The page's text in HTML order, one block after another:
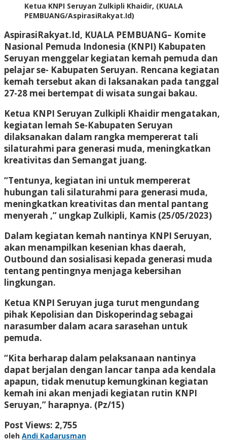
Ketua KNPI Seruyan Zulkipli Khaidir, (KUALA
PEMBUANG/AspirasiRakyat.Id)
AspirasiRakyat.Id, KUALA PEMBUANG– Komite
Nasional Pemuda Indonesia (KNPI) Kabupaten
Seruyan menggelar kegiatan kemah pemuda dan
pelajar se- Kabupaten Seruyan. Rencana kegiatan
kemah tersebut akan di laksanakan pada tanggal
27-28 mei bertempat di wisata sungai bakau.
Ketua KNPI Seruyan Zulkipli Khaidir mengatakan,
kegiatan lemah Se-Kabupaten Seruyan
dilaksanakan dalam rangka mempererat tali
silaturahmi para generasi muda, meningkatkan
kreativitas dan Semangat juang.
“Tentunya, kegiatan ini untuk mempererat
hubungan tali silaturahmi para generasi muda,
meningkatkan kreativitas dan mental pantang
menyerah ,” ungkap Zulkipli, Kamis (25/05/2023)
Dalam kegiatan kemah nantinya KNPI Seruyan,
akan menampilkan kesenian khas daerah,
Outbound dan sosialisasi kepada generasi muda
tentang pentingnya menjaga kebersihan
lingkungan.
Ketua KNPI Seruyan juga turut mengundang
pihak Kepolisian dan Diskoperindag sebagai
narasumber dalam acara sarasehan untuk
pemuda.
“Kita berharap dalam pelaksanaan nantinya
dapat berjalan dengan lancar tanpa ada kendala
apapun, tidak menutup kemungkinan kegiatan
kemah ini akan menjadi kegiatan rutin KNPI
Seruyan,” harapnya. (Pz/15)
Post Views: 2,755
oleh Andi Kadarusman